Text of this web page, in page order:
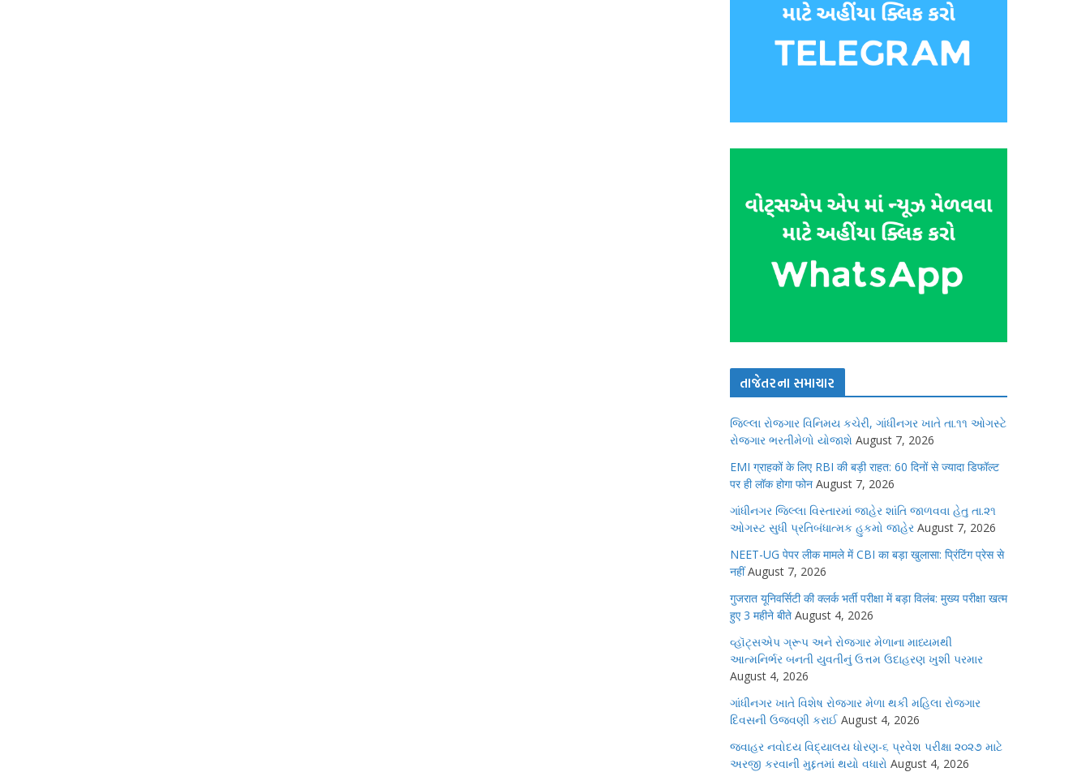
તાજેતરના સમાચાર
જિલ્લા રોજગાર વિનિમય કચેરી, ગાંધીનગર ખાતે તા.૧૧ ઓગસ્ટે
રોજગાર ભરતીમેળો યોજાશે August 7, 2026
EMI ग्राहकों के लिए RBI की बड़ी राहत: 60 दिनों से ज्यादा डिफॉल्ट
पर ही लॉक होगा फोन August 7, 2026
ગાંધીનગર જિલ્લા વિસ્તારમાં જાહેર શાંતિ જાળવવા હેતુ તા.૨૧
ઓગસ્ટ સુધી પ્રતિબંધાત્મક હુકમો જાહેર August 7, 2026
NEET-UG पेपर लीक मामले में CBI का बड़ा खुलासा: प्रिंटिंग प्रेस से
नहीं August 7, 2026
गुजरात यूनिवर्सिटी की क्लर्क भर्ती परीक्षा में बड़ा विलंब: मुख्य परीक्षा खत्म
हुए 3 महीने बीते August 4, 2026
વ્હૉટ્સએપ ગ્રૂપ અને રોજગાર મેળાના માધ્યમથી
આત્મનિર્ભર બનતી યુવતીનું ઉત્તમ ઉદાહરણ ખુશી પરમાર
August 4, 2026
ગાંધીનગર ખાતે વિશેષ રોજગાર મેળા થકી મહિલા રોજગાર
દિવસની ઉજવણી કરાઈ August 4, 2026
જવાહર નવોદય વિદ્યાલય ધોરણ-૬ પ્રવેશ પરીક્ષા ૨૦૨૭ માટે
અરજી કરવાની મુદ્દતમાં થયો વધારો August 4, 2026